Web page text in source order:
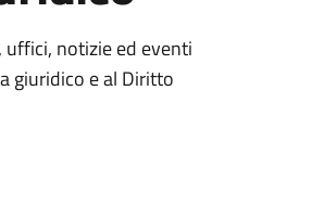
Notizia
notizie ed eventi
giuridico e al Diritto